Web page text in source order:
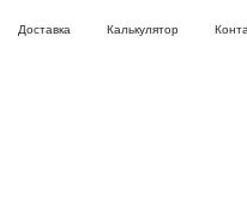
Доставка Калькулятор